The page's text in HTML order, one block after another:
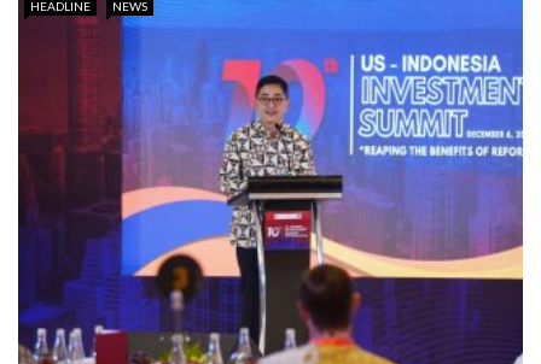
HEADLINE NEWS